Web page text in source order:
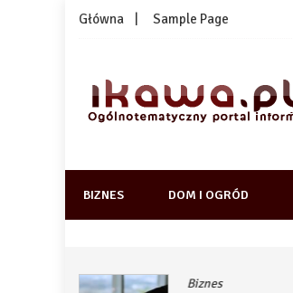
Skip
Główna Sample Page
1kawa.pl
BIZNES DOM I OGRÓD
Biznes